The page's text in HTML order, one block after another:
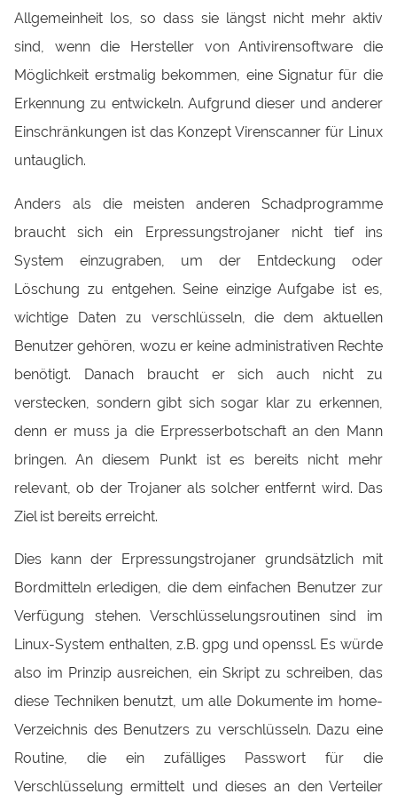
Allgemeinheit los, so dass sie längst nicht mehr aktiv
sind, wenn die Hersteller von Antivirensoftware die
Möglichkeit erstmalig bekommen, eine Signatur für die
Erkennung zu entwickeln. Aufgrund dieser und anderer
Einschränkungen ist das Konzept Virenscanner für Linux
untauglich.
Anders als die meisten anderen Schadprogramme
braucht sich ein Erpressungstrojaner nicht tief ins
System einzugraben, um der Entdeckung oder
Löschung zu entgehen. Seine einzige Aufgabe ist es,
wichtige Daten zu verschlüsseln, die dem aktuellen
Benutzer gehören, wozu er keine administrativen Rechte
benötigt. Danach braucht er sich auch nicht zu
verstecken, sondern gibt sich sogar klar zu erkennen,
denn er muss ja die Erpresserbotschaft an den Mann
bringen. An diesem Punkt ist es bereits nicht mehr
relevant, ob der Trojaner als solcher entfernt wird. Das
Ziel ist bereits erreicht.
Dies kann der Erpressungstrojaner grundsätzlich mit
Bordmitteln erledigen, die dem einfachen Benutzer zur
Verfügung stehen. Verschlüsselungsroutinen sind im
Linux-System enthalten, z.B. gpg und openssl. Es würde
also im Prinzip ausreichen, ein Skript zu schreiben, das
diese Techniken benutzt, um alle Dokumente im home-
Verzeichnis des Benutzers zu verschlüsseln. Dazu eine
Routine, die ein zufälliges Passwort für die
Verschlüsselung ermittelt und dieses an den Verteiler